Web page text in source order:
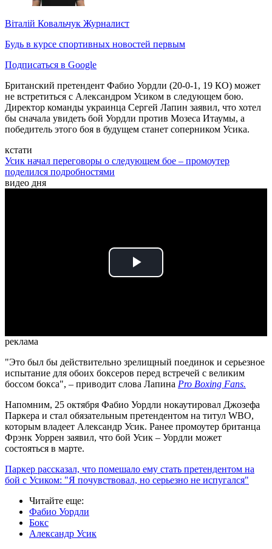
Віталій Ковальчук Журналист
Будь в курсе спортивных новостей первым
Подписаться в Google
Британский претендент Фабио Уордли (20-0-1, 19 КО) может
не встретиться с Александром Усиком в следующем бою.
Директор команды украинца Сергей Лапин заявил, что хотел
бы сначала увидеть бой Уордли против Мозеса Итаумы, а
победитель этого боя в будущем станет соперником Усика.
кстати
Усик начал переговоры о следующем бое – промоутер
поделился подробностями
видео дня
Play
реклама
"Это был бы действительно зрелищный поединок и серьезное
испытание для обоих боксеров перед встречей с великим
боссом бокса", – приводит слова Лапина Pro Boxing Fans.
Напомним, 25 октября Фабио Уордли нокаутировал Джозефа
Паркера и стал обязательным претендентом на титул WBO,
которым владеет Александр Усик. Ранее промоутер британца
Фрэнк Уоррен заявил, что бой Усик – Уордли может
состояться в марте.
Паркер рассказал, что помешало ему стать претендентом на
бой с Усиком: "Я почувствовал, но серьезно не испугался"
Читайте еще:
Фабио Уордли
Бокс
Александр Усик